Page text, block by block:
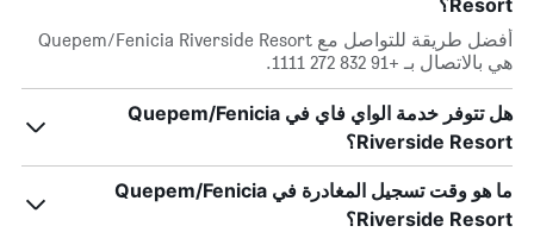
Resort؟
أفضل طريقة للتواصل مع Quepem/Fenicia Riverside Resort
هي بالاتصال بـ +91 832 272 1111.
هل تتوفر خدمة الواي فاي في Quepem/Fenicia
Riverside Resort؟
ما هو وقت تسجيل المغادرة في Quepem/Fenicia
Riverside Resort؟